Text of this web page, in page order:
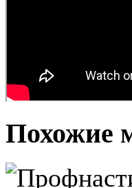
Похожие